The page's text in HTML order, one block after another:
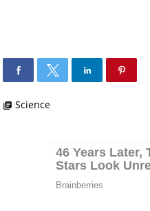
library_books Science